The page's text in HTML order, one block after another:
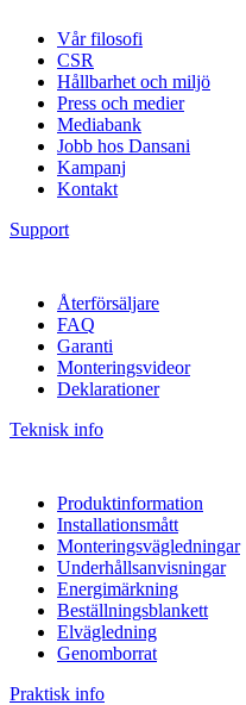
Vår filosofi
CSR
Hållbarhet och miljö
Press och medier
Mediabank
Jobb hos Dansani
Kampanj
Kontakt
Support
Återförsäljare
FAQ
Garanti
Monteringsvideor
Deklarationer
Teknisk info
Produktinformation
Installationsmått
Monteringsvägledningar
Underhållsanvisningar
Energimärkning
Beställningsblankett
Elvägledning
Genomborrat
Praktisk info